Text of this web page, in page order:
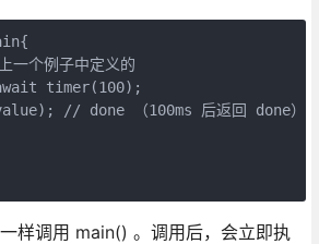
一个例子中定义的
timer(100);
// done （100ms 后返回 done）
样调用 main() 。调用后，会立即执